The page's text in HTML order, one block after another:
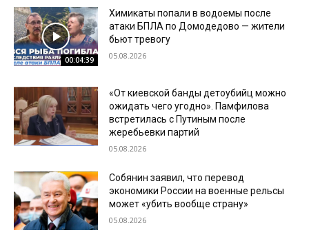
00:04:39
Химикаты попали в водоемы после
атаки БПЛА по Домодедово — жители
бьют тревогу
05.08.2026
«От киевской банды детоубийц можно
ожидать чего угодно». Памфилова
встретилась с Путиным после
жеребьевки партий
05.08.2026
Собянин заявил, что перевод
экономики России на военные рельсы
может «убить вообще страну»
05.08.2026